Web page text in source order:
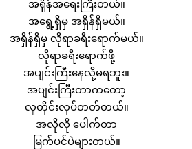
အရှိန်အရေးကြီးတယ်။
အရွေ့ရှိမှ အရှိန်ရှိမယ်။
အရှိန်ရှိမှ လိုရာခရီးရောက်မယ်။
လိုရာခရီးရောက်ဖို့
အပျင်းကြီးနေလို့မရဘူး။
အပျင်းကြီးတာကတော့
လူတိုင်းလုပ်တတ်တယ်။
အလိုလို ပေါက်တာ
မြက်ပင်ပဲများတယ်။